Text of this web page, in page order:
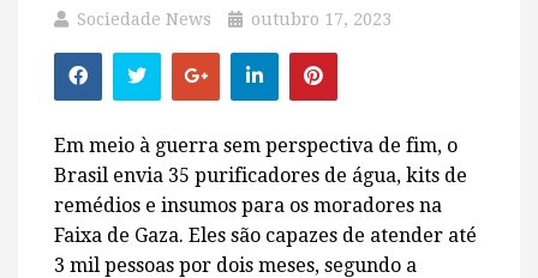
Sociedade News outubro 17, 2023
Em meio à guerra sem perspectiva de fim, o
Brasil envia 35 purificadores de água, kits de
remédios e insumos para os moradores na
Faixa de Gaza. Eles são capazes de atender até
3 mil pessoas por dois meses, segundo a